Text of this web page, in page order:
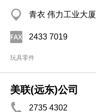
青衣 伟力工业大厦
2433 7019
玩具零件
美联(远东)公司
2735 4302